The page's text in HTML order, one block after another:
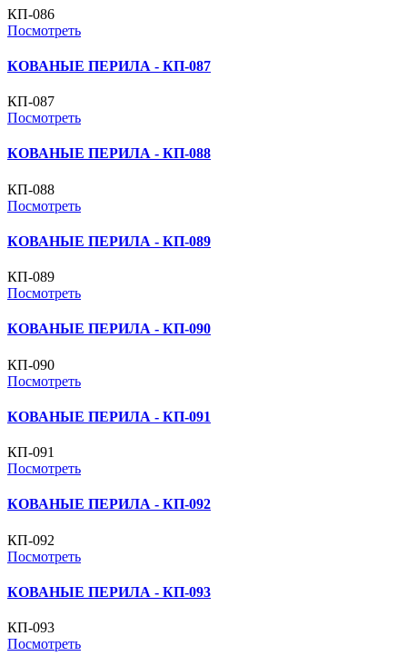
КП-086
Посмотреть
КОВАНЫЕ ПЕРИЛА - КП-087
КП-087
Посмотреть
КОВАНЫЕ ПЕРИЛА - КП-088
КП-088
Посмотреть
КОВАНЫЕ ПЕРИЛА - КП-089
КП-089
Посмотреть
КОВАНЫЕ ПЕРИЛА - КП-090
КП-090
Посмотреть
КОВАНЫЕ ПЕРИЛА - КП-091
КП-091
Посмотреть
КОВАНЫЕ ПЕРИЛА - КП-092
КП-092
Посмотреть
КОВАНЫЕ ПЕРИЛА - КП-093
КП-093
Посмотреть